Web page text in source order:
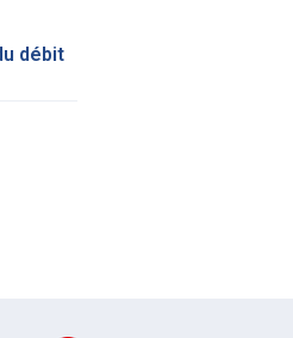
débit